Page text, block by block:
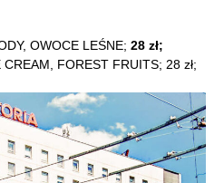
OWOCE LEŚNE; 28 zł;
FOREST FRUITS; 28 zł;